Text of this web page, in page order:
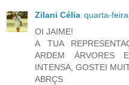
Zilani Célia quarta-
OI JAIME!
A TUA
ARDEM ÁRVORES
INTENSA, GOSTEI
ABRÇS